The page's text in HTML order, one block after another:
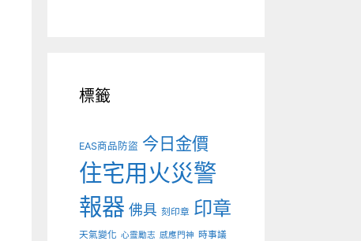
標籤
EAS商品防盜 今日金價
住宅用火災警
報器 佛具 刻印章 印章
天氣變化 心靈勵志 感應門神 時事議